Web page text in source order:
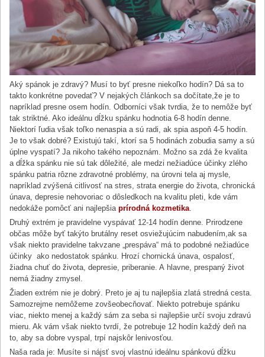
Aký spánok je zdravý? Musí to byť presne niekoľko hodín? Dá sa to
takto konkrétne povedať? V nejakých článkoch sa dočítate,že je to
napríklad presne osem hodín. Odborníci však tvrdia, že to nemôže byť
tak striktné. Ako ideálnu dĺžku spánku hodnotia 6-8 hodín denne.
Niektorí ľudia však toľko nenaspia a sú radi, ak spia aspoň 4-5 hodín.
Je to však dobré? Existujú takí, ktorí sa 5 hodinách zobudia samy a sú
úplne vyspatí? Ja nikoho takého nepoznám. Možno sa zdá že kvalita
a dĺžka spánku nie sú tak dôležité, ale medzi nežiadúce účinky zlého
spánku patria rôzne zdravotné problémy, na úrovni tela aj mysle,
napríklad zvýšená citlivosť na stres, strata energie do života, chronická
únava, depresie nehovoriac o dôsledkoch na kvalitu pleti, kde vám
nedokáže pomôcť ani najlepšiaprírodná kozmetika
Druhý extrém je pravidelne vyspávať 12-14 hodín denne. Prirodzene
občas môže byť takýto brutálny reset osviežujúcim nabudením,ak sa
však niekto pravidelne takvzane „prespáva“ má to podobné nežiadúce
účinky ako nedostatok spánku. Hrozí chornická únava, ospalosť,
žiadna chuť do života, depresie, priberanie. A hlavne, prespaný život
nemá žiadny zmysel.
Žiaden extrém nie je dobrý. Preto je aj tu najlepšia zlatá stredná cesta.
Samozrejme nemôžeme zovšeobecňovať. Niekto potrebuje spánku
viac, niekto menej a každý sám za seba si najlepšie určí svoju zdravú
mieru. Ak vám však niekto tvrdí, že potrebuje 12 hodín každý deň na
to, aby sa dobre vyspal, trpí najskôr lenivosťou.
Naša rada je: Musíte si nájsť svoj vlastnú ideálnu spánkovú dĺžku